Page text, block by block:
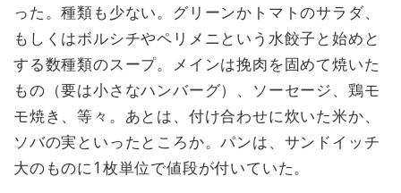
った。種類も少ない。グリーンかトマトのサラダ、
もしくはボルシチやペリメニという水餃子と始めと
する数種類のスープ。メインは挽肉を固めて焼いた
もの（要は小さなハンバーグ）、ソーセージ、鶏モ
モ焼き、等々。あとは、付け合わせに炊いた米か、
ソバの実といったところか。パンは、サンドイッチ
大のものに1枚単位で値段が付いていた。